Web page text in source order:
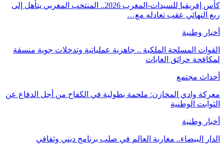
كأس إفريقيا للسيدات-المغرب 2026.. المنتخب المغربي يتأهل إلى
ربع النهائي عقب تعادله مع…
أخبار وطنية
القوات المسلحة الملكية .. جاهزية عملياتية وتدخلات جوية منسقة
لمكافحة حرائق الغابات
أحداث مجتمع
معركة وادي المخازن: ملحمة بطولية في الكفاح من أجل الدفاع عن
الثوابت الوطنية
أخبار وطنية
الدار البيضاء.. مغاربة العالم في صلب برنامج ديني وثقافي